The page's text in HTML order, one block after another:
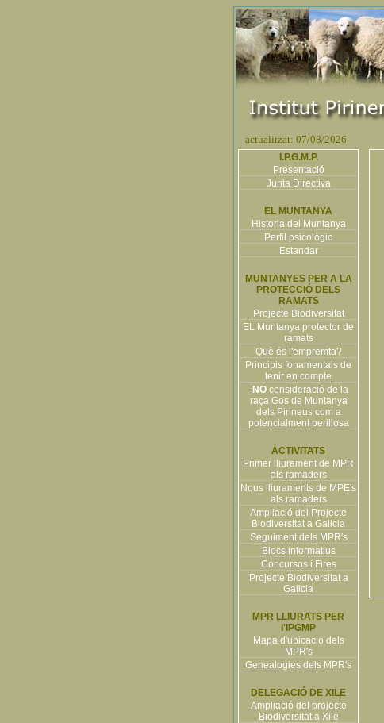
actualitzat: 07/08/2026
I.P.G.M.P.
Presentació
Junta Directiva
EL MUNTANYA
Historia del Muntanya
Perfil psicològic
Estandar
MUNTANYES PER A LA
PROTECCIÓ DELS
RAMATS
Projecte Biodiversitat
EL Muntanya protector de
ramats
Què és l'empremta?
Principis fonamentals de
tenir en compte
-NOconsideració de la
raça Gos de Muntanya
dels Pirineus com a
potencialment perillosa
ACTIVITATS
Primer lliurament de MPR
als ramaders
Nous lliuraments de MPE's
als ramaders
Ampliació del Projecte
Biodiversitat a Galicia
Seguiment dels MPR's
Blocs informatius
Concursos i Fires
Projecte Biodiversitat a
Galicia
MPR LLIURATS PER
l'IPGMP
Mapa d'ubicació dels
MPR's
Genealogies dels MPR's
DELEGACIÓ DE XILE
Ampliació del projecte
Biodiversitat a Xile